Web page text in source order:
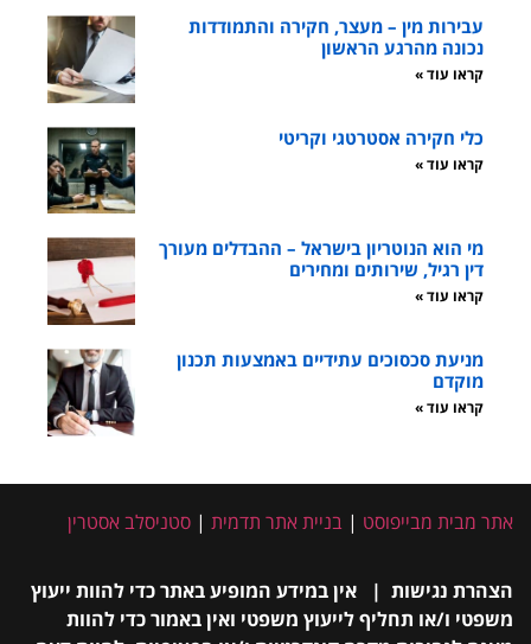
עבירות מין – מעצר, חקירה והתמודדות
נכונה מהרגע הראשון
קראו עוד »
כלי חקירה אסטרטגי וקריטי
קראו עוד »
מי הוא הנוטריון בישראל – ההבדלים מעורך
דין רגיל, שירותים ומחירים
קראו עוד »
מניעת סכסוכים עתידיים באמצעות תכנון
מוקדם
קראו עוד »
אתר מבית מבייפוסט | בניית אתר תדמית | סטניסלב אסטרין
הצהרת נגישות | אין במידע המופיע באתר כדי להוות ייעוץ
משפטי ו/או תחליף לייעוץ משפטי ואין באמור כדי להוות